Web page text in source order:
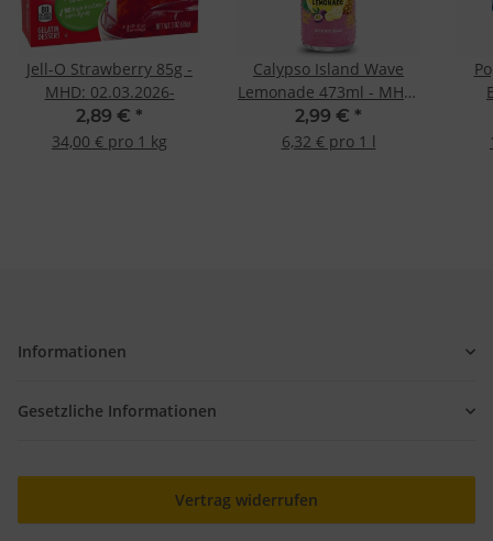
Jell-O Strawberry 85g -
MHD: 02.03.2026-
2,89 € *
34,00 € pro 1 kg
Calypso Island Wave
Lemonade 473ml - MHD:
04.05.2026 -
2,99 € *
6,32 € pro 1 l
Informationen
Gesetzliche Informationen
Vertrag widerrufen